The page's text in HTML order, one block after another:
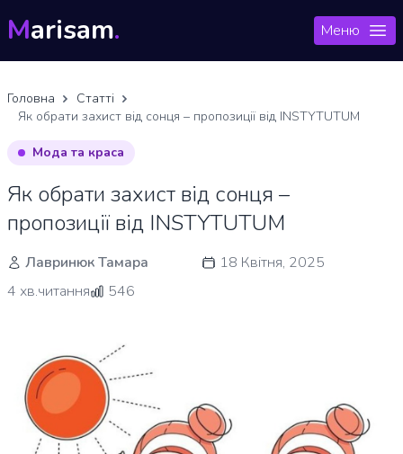
Marisam. Меню
Головна
Статті
Як обрати захист від сонця – пропозиції від INSTYTUTUM
Мода та краса
Як обрати захист від сонця –
пропозиції від INSTYTUTUM
Лавринюк Тамара
18 Квітня, 2025
4 хв.читання
546